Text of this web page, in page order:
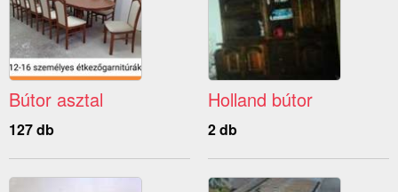
Bútor asztal
127 db
Holland bútor
2 db